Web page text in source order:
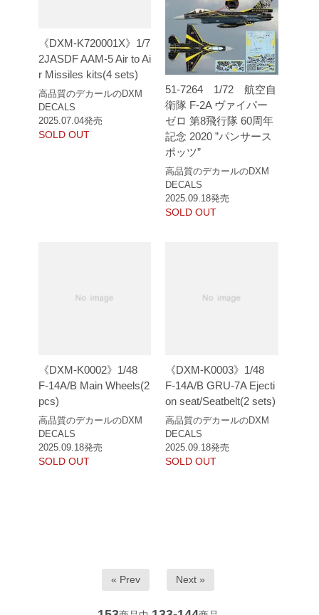
《DXM-K720001X》1/7
2JASDF AAM-5 Air to Ai
r Missiles kits(4 sets)
高品質のデカールのDXM
DECALS
2025.07.04発売
SOLD OUT
51-7264 1/72 航空自
衛隊 F-2A ヴァイパー
ゼロ 第8飛行隊 60周年
記念 2020 ”パンサース
ポッツ”
高品質のデカールのDXM
DECALS
2025.09.18発売
SOLD OUT
《DXM-K0002》1/48
F-14A/B Main Wheels(2
pcs)
高品質のデカールのDXM
DECALS
2025.09.18発売
SOLD OUT
《DXM-K0003》1/48
F-14A/B GRU-7A Ejecti
on seat/Seatbelt(2 sets)
高品質のデカールのDXM
DECALS
2025.09.18発売
SOLD OUT
« Prev Next »